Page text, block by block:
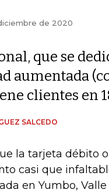
de 2020
que se
aumentada
clientes en
SALCEDO
la tarjeta débito
casi que
en Yumbo,